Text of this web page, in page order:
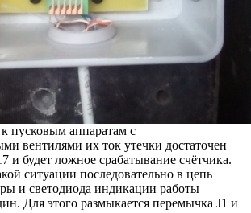
пусковым аппаратам с
вентилями их ток утечки достаточен
и будет ложное срабатывание счётчика.
ситуации последовательно в цепь
и светодиода индикации работы
Для этого размыкается перемычка J1 и